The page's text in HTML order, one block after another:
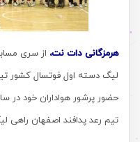
هرمزگانی دات نت، از سری
لیگ دسته اول فوتسال کشور
حضور پرشور هواداران خود
تیم رعد پدافند اصفهان راهی